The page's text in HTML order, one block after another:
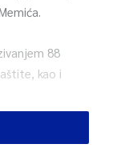
88
kao i
2016.